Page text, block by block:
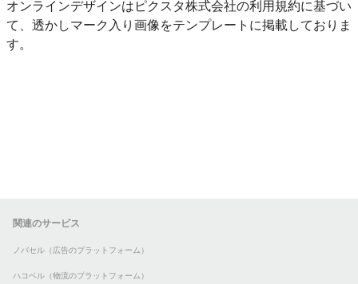
オンラインデザインはピクスタ株式会社の利用規約に基づい
て、透かしマーク入り画像をテンプレートに掲載しておりま
す。
関連のサービス
ノバセル（広告のプラットフォーム）
ハコベル（物流のプラットフォーム）